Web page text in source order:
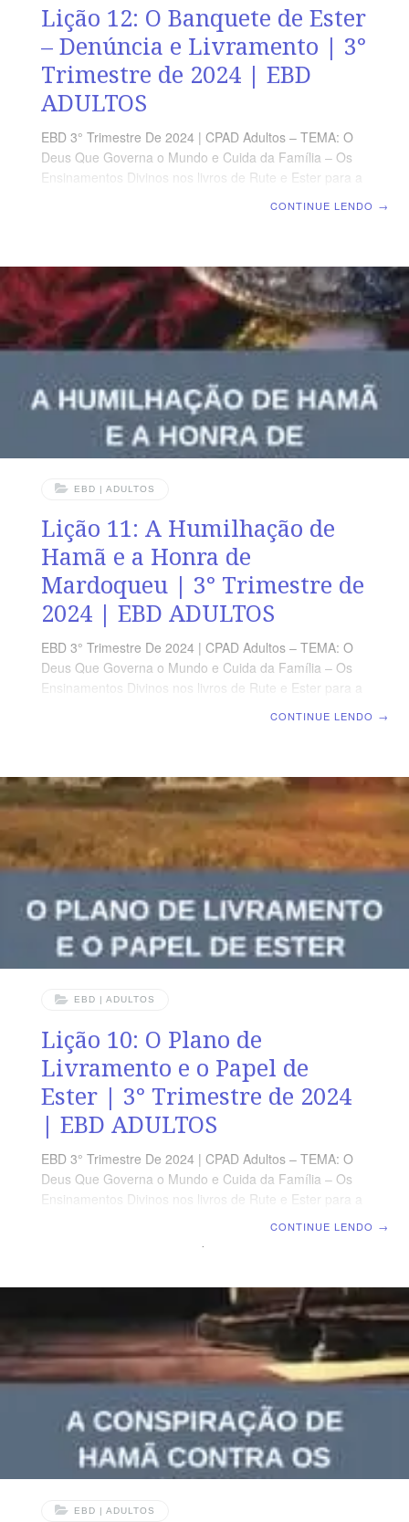
Lição 12: O Banquete de Ester
– Denúncia e Livramento | 3°
Trimestre de 2024 | EBD
ADULTOS
EBD 3° Trimestre De 2024 | CPAD Adultos – TEMA: O
Deus Que Governa o Mundo e Cuida da Família – Os
Ensinamentos Divinos nos livros de Rute e Ester para a
21.1) VERDADE PRÁTICA Devemos reconhecer as
autoridades humanas, mas não podemos atribuir-lhes
um poder acima do que elas têm. Há um Deus no
CONTINUE LENDO →
EBD | ADULTOS
Lição 11: A Humilhação de
Hamã e a Honra de
Mardoqueu | 3° Trimestre de
2024 | EBD ADULTOS
EBD 3° Trimestre De 2024 | CPAD Adultos – TEMA: O
Deus Que Governa o Mundo e Cuida da Família – Os
Ensinamentos Divinos nos livros de Rute e Ester para a
apregoou diante dele: Assim se fará ao homem de cuja
honra o rei se agrada!” (Et 6.11) VERDADE PRÁTICA
CONTINUE LENDO →
EBD | ADULTOS
Lição 10: O Plano de
Livramento e o Papel de
Ester | 3° Trimestre de 2024
| EBD ADULTOS
EBD 3° Trimestre De 2024 | CPAD Adultos – TEMA: O
Deus Que Governa o Mundo e Cuida da Família – Os
Ensinamentos Divinos nos livros de Rute e Ester para a
além de ti, que trabalhe para aquele que nele espera.”
(Is 64.4) VERDADE PRÁTICA É nos momentos
dramáticos da vida que mais aprendemos
CONTINUE LENDO →
EBD | ADULTOS